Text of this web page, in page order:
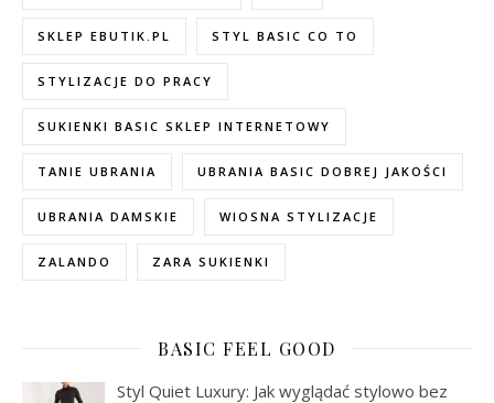
SKLEP EBUTIK.PL STYL BASIC CO TO
STYLIZACJE DO PRACY
SUKIENKI BASIC SKLEP INTERNETOWY
TANIE UBRANIA UBRANIA BASIC DOBREJ JAKOŚCI
UBRANIA DAMSKIE WIOSNA STYLIZACJE
ZALANDO ZARA SUKIENKI
BASIC FEEL GOOD
Styl Quiet Luxury: Jak wyglądać stylowo bez